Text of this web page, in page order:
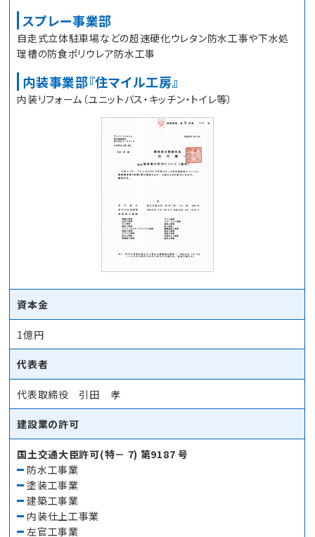
スプレー事業部
自走式立体駐車場などの超速硬化ウレタン防水工事や下水処
理槽の防食ポリウレア防水工事
内装事業部『住マイル工房』
内装リフォーム（ユニットバス・キッチン・トイレ等）
資本金
1億円
代表者
代表取締役 引田 孝
建設業の許可
国土交通大臣許可(特－ 7) 第9187 号
防水工事業
塗装工事業
建築工事業
内装仕上工事業
左官工事業